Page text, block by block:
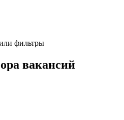
фильтры
вакансий